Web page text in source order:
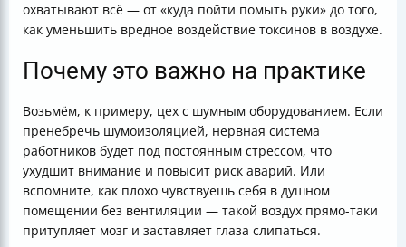
охватывают всё — от «куда пойти помыть руки» до того,
как уменьшить вредное воздействие токсинов в воздухе.
Почему это важно на практике
Возьмём, к примеру, цех с шумным оборудованием. Если
пренебречь шумоизоляцией, нервная система
работников будет под постоянным стрессом, что
ухудшит внимание и повысит риск аварий. Или
вспомните, как плохо чувствуешь себя в душном
помещении без вентиляции — такой воздух прямо-таки
притупляет мозг и заставляет глаза слипаться.